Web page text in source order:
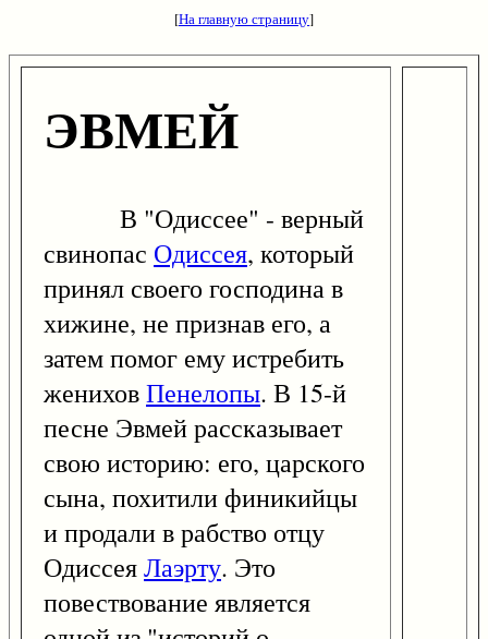
[На главную страницу]
ЭВМЕЙ
В "Одиссее" - верный
свинопас Одиссея, который
принял своего господина в
хижине, не признав его, а
затем помог ему истребить
жениховПенелопы. В 15-й
песне Эвмей рассказывает
свою историю: его, царского
сына, похитили финикийцы
и продали в рабство отцу
ОдиссеяЛаэрту. Это
повествование является